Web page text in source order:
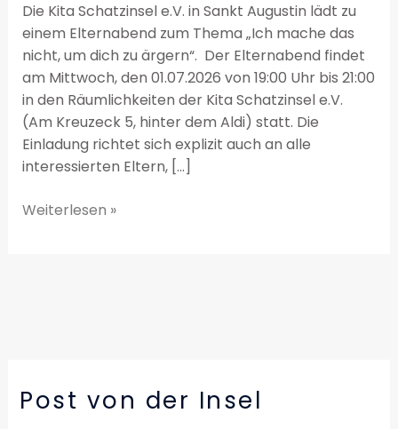
Die Kita Schatzinsel e.V. in Sankt Augustin lädt zu
einem Elternabend zum Thema „Ich mache das
nicht, um dich zu ärgern“. Der Elternabend findet
am Mittwoch, den 01.07.2026 von 19:00 Uhr bis 21:00
in den Räumlichkeiten der Kita Schatzinsel e.V.
(Am Kreuzeck 5, hinter dem Aldi) statt. Die
Einladung richtet sich explizit auch an alle
interessierten Eltern, […]
Weiterlesen »
Post von der Insel